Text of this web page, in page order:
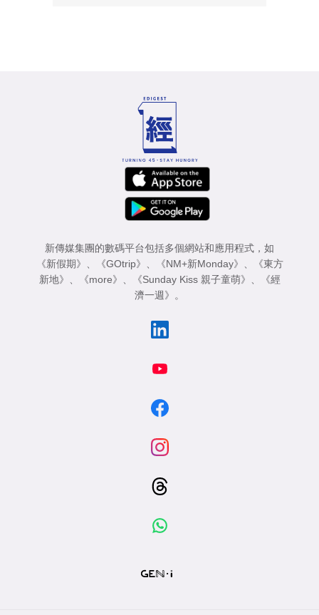
新傳媒集團的數碼平台包括多個網站和應用程式，如
《新假期》
《GOtrip》 《NM+新Monday》
《東方
新地》
《more》 《Sunday Kiss 親子童萌》
《經
濟一週》
。